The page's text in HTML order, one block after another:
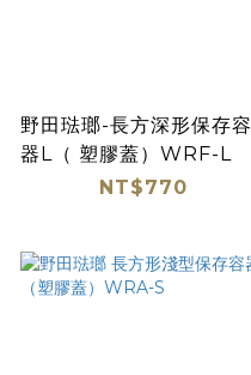
野田琺瑯-長方深形保存容
器L（ 塑膠蓋）WRF-L
NT$770